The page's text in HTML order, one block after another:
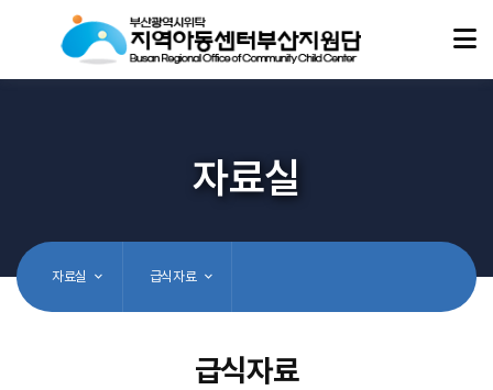
자료실
자료실 급식자료
급식자료